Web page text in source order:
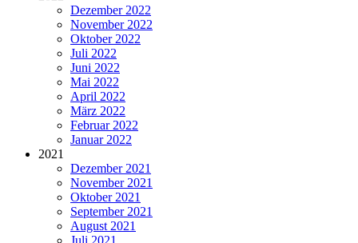
Dezember 2022
November 2022
Oktober 2022
Juli 2022
Juni 2022
Mai 2022
April 2022
März 2022
Februar 2022
Januar 2022
2021
Dezember 2021
November 2021
Oktober 2021
September 2021
August 2021
Juli 2021